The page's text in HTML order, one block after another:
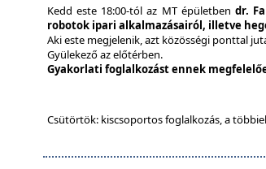
Kedd este 18:00-tól az MT épületben dr.
robotok ipari alkalmazásairól, illetve
Aki este megjelenik, azt közösségi ponttal
Gyülekező az előtérben.
Gyakorlati foglalkozást ennek
Csütörtök: kiscsoportos foglalkozás, a